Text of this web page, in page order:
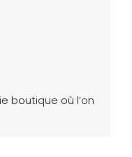
boutique où l’on